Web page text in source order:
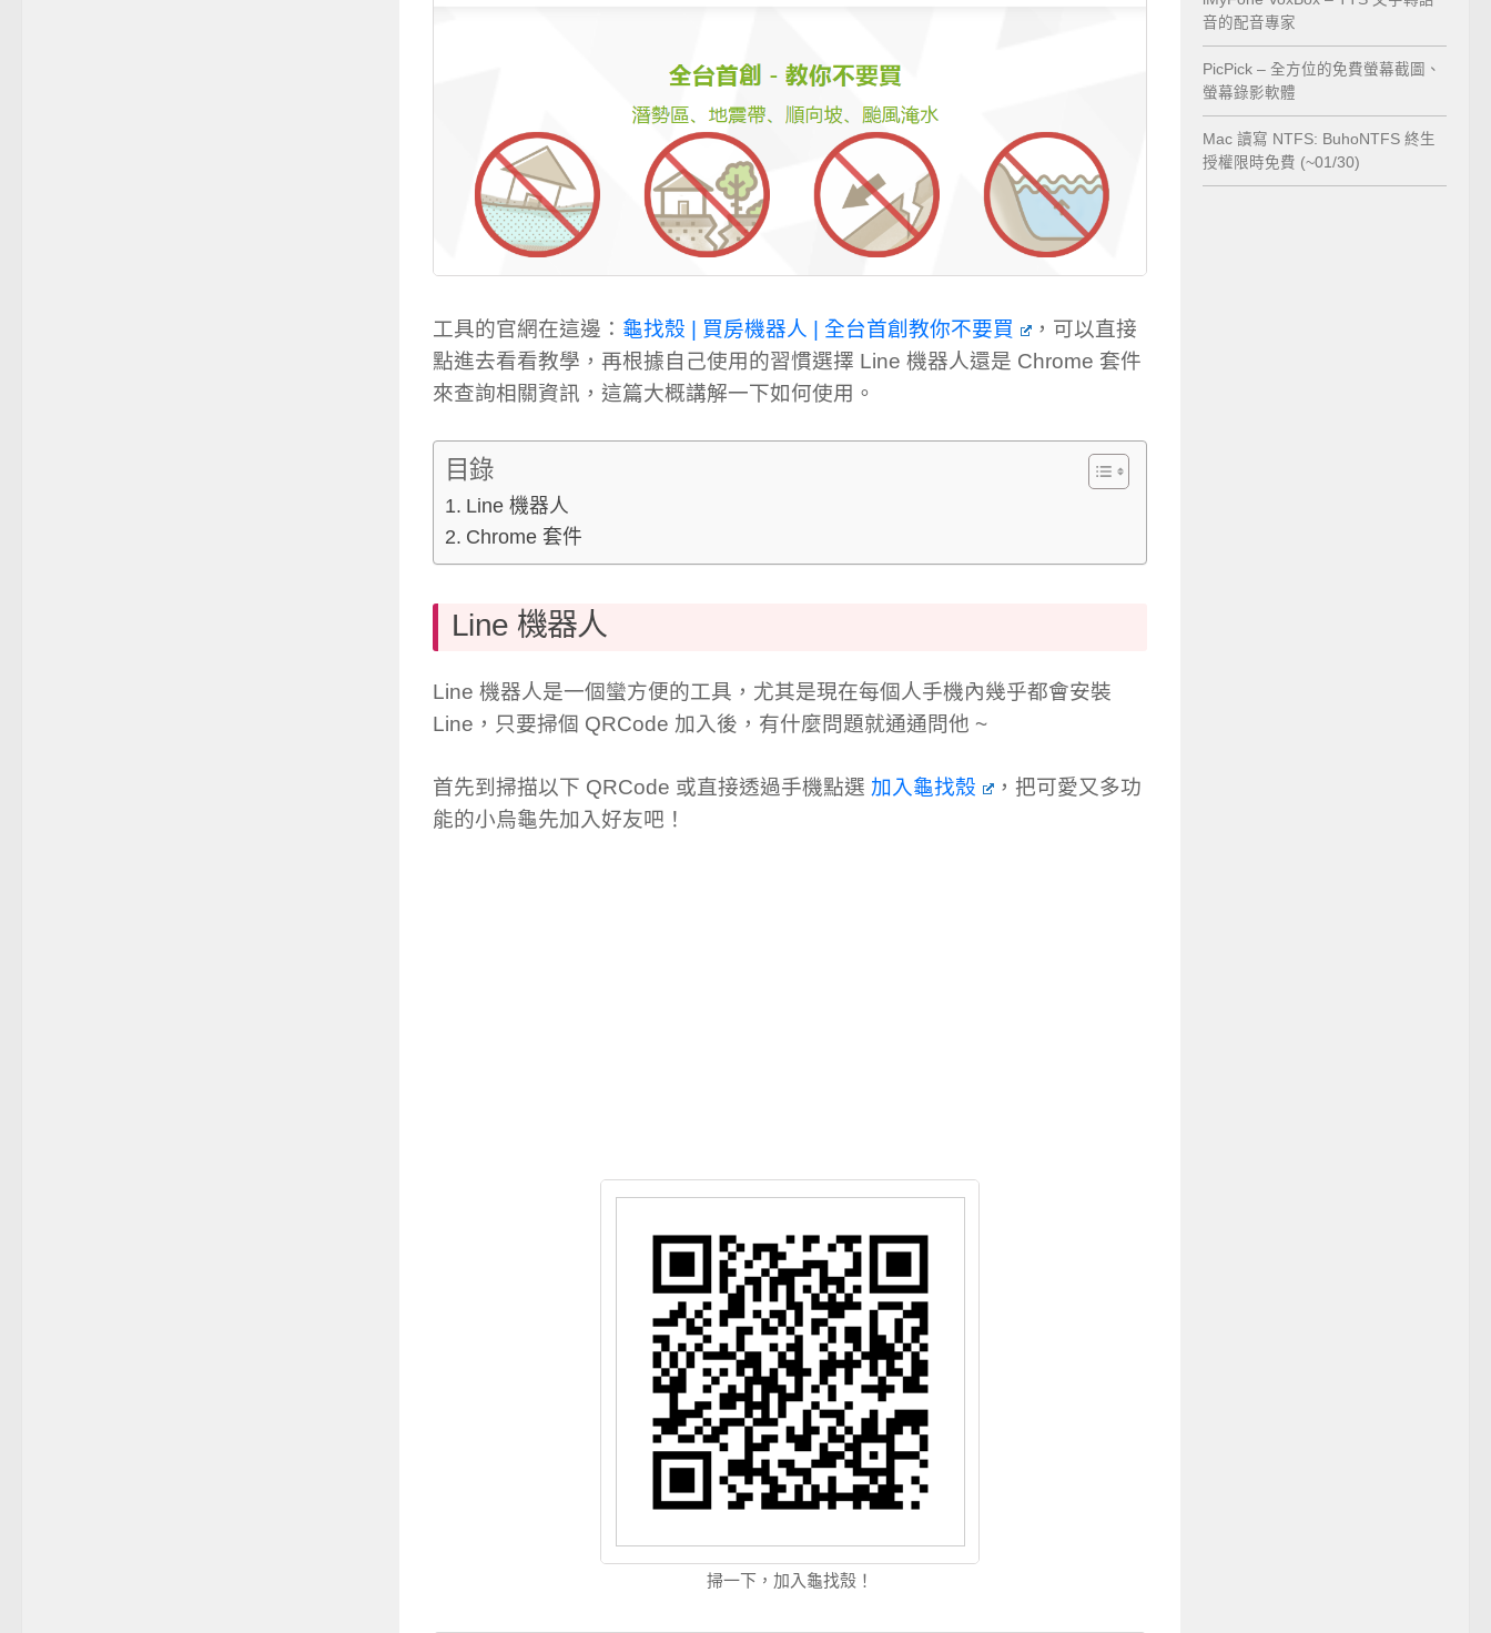
工具的官網在這邊： 龜找殼 | 買房機器人 | 全台首創教你不要買
，可以直接
點進去看看教學，再根據自己使用的習慣選擇 Line 機器人還是 Chrome 套件
來查詢相關資訊，這篇大概講解一下如何使用。
目錄
Line 機器人
Chrome 套件
Line 機器人
Line 機器人是一個蠻方便的工具，尤其是現在每個人手機內幾乎都會安裝
Line，只要掃個 QRCode 加入後，有什麼問題就通通問他 ~
首先到掃描以下 QRCode 或直接透過手機點選 加入龜找殼
，把可愛又多功
能的小烏龜先加入好友吧！
掃一下，加入龜找殼！
音的配音專家
PicPick – 全方位的免費螢幕截圖、
螢幕錄影軟體
Mac 讀寫 NTFS: BuhoNTFS 終生
授權限時免費 (~01/30)